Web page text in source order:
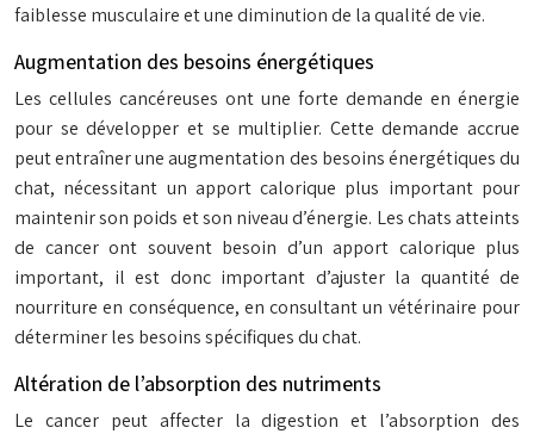
faiblesse musculaire et une diminution de la qualité de vie.
Augmentation des besoins énergétiques
Les cellules cancéreuses ont une forte demande en énergie
pour se développer et se multiplier. Cette demande accrue
peut entraîner une augmentation des besoins énergétiques du
chat, nécessitant un apport calorique plus important pour
maintenir son poids et son niveau d’énergie. Les chats atteints
de cancer ont souvent besoin d’un apport calorique plus
important, il est donc important d’ajuster la quantité de
nourriture en conséquence, en consultant un vétérinaire pour
déterminer les besoins spécifiques du chat.
Altération de l’absorption des nutriments
Le cancer peut affecter la digestion et l’absorption des